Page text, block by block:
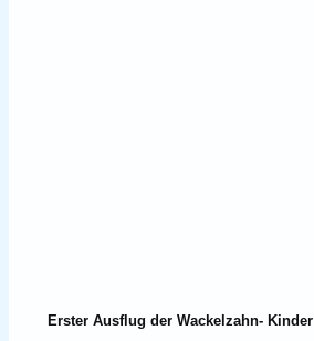
Erster Ausflug der Wackelzahn- Kinder